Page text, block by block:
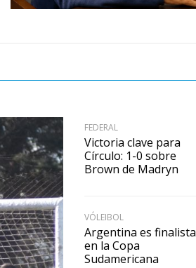
FEDERAL
Victoria clave para
Círculo: 1-0 sobre
Brown de Madryn
VÓLEIBOL
Argentina es finalista
en la Copa
Sudamericana